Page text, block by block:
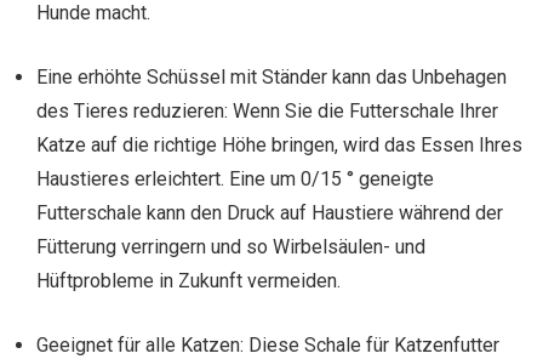
Hunde macht.
Eine erhöhte Schüssel mit Ständer kann das Unbehagen
des Tieres reduzieren: Wenn Sie die Futterschale Ihrer
Katze auf die richtige Höhe bringen, wird das Essen Ihres
Haustieres erleichtert. Eine um 0/15 ° geneigte
Futterschale kann den Druck auf Haustiere während der
Fütterung verringern und so Wirbelsäulen- und
Hüftprobleme in Zukunft vermeiden.
Geeignet für alle Katzen: Diese Schale für Katzenfutter